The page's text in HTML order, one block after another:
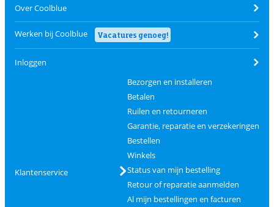
Over Coolblue
Werken bij Coolblue Vacatures genoeg!
Inloggen
Klantenservice
Bezorgen en installeren
Betalen
Ruilen en retourneren
Garantie, reparatie en verzekeringen
Bestellen
Winkels
Status van mijn bestelling
Retour of reparatie aanmelden
Al mijn bestellingen en facturen